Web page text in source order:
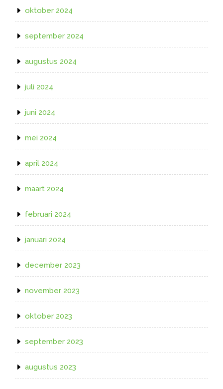
oktober 2024
september 2024
augustus 2024
juli 2024
juni 2024
mei 2024
april 2024
maart 2024
februari 2024
januari 2024
december 2023
november 2023
oktober 2023
september 2023
augustus 2023